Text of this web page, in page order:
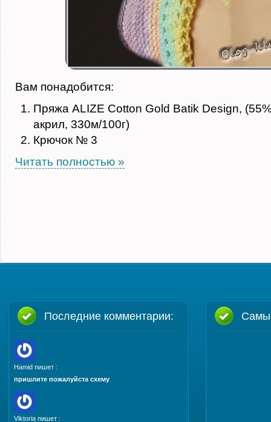
Вам понадобится:
Пряжа ALIZE Cotton Gold Batik Design,
акрил, 330м/100г)
Крючок № 3
Читать полностью »
Последние комментарии:
Hamid пишет :
пришлите пожалуйста схему
Viktoria пишет :